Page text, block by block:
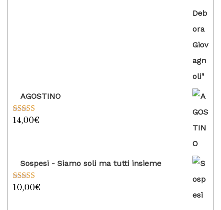
AGOSTINO
Valutato
14,00€
Sospesi - Siamo soli ma tutti insieme
Valutato
10,00€